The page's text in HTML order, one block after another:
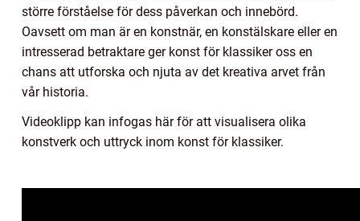
större förståelse för dess påverkan och innebörd.
Oavsett om man är en konstnär, en konstälskare eller en
intresserad betraktare ger konst för klassiker oss en
chans att utforska och njuta av det kreativa arvet från
vår historia.
Videoklipp kan infogas här för att visualisera olika
konstverk och uttryck inom konst för klassiker.